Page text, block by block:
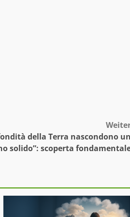
della Terra nascondono un
solido”: scoperta